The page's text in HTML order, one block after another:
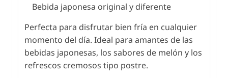
Bebida japonesa original y diferente
Perfecta para disfrutar bien fría en cualquier
momento del día. Ideal para amantes de las
bebidas japonesas, los sabores de melón y los
refrescos cremosos tipo postre.